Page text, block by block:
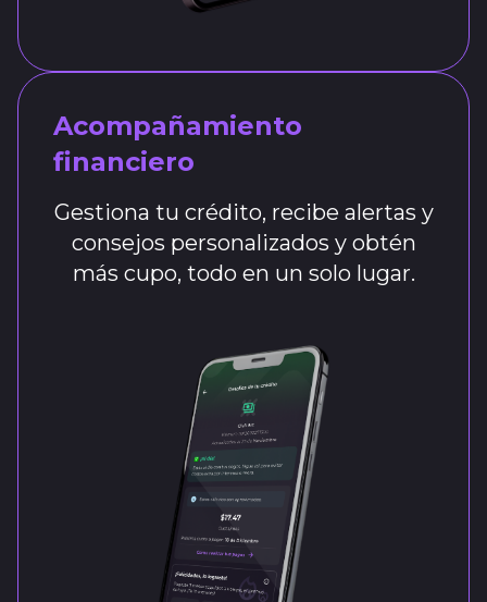
Acompañamiento
financiero
Gestiona tu crédito, recibe alertas y
consejos personalizados y obtén
más cupo, todo en un solo lugar.